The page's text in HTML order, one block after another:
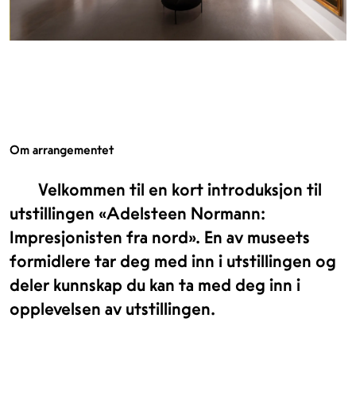
Om arrangementet
Velkommen til en kort introduksjon til
utstillingen «Adelsteen Normann:
Impresjonisten fra nord». En av museets
formidlere tar deg med inn i utstillingen og
deler kunnskap du kan ta med deg inn i
opplevelsen av utstillingen.